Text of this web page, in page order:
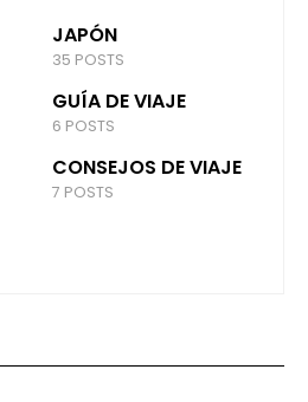
JAPÓN
35 POSTS
GUÍA DE VIAJE
6 POSTS
CONSEJOS DE VIAJE
7 POSTS